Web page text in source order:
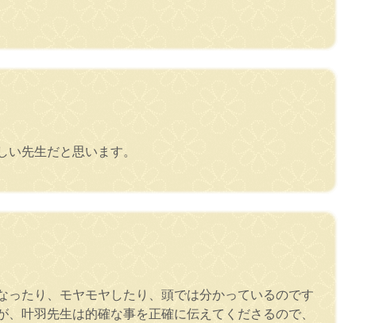
先生だと思います。
たり、モヤモヤしたり、頭では分かっているのです
叶羽先生は的確な事を正確に伝えてくださるので、